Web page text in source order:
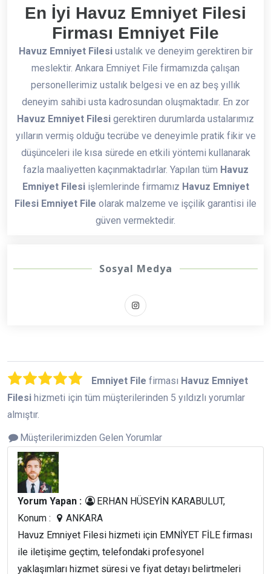
En İyi Havuz Emniyet Filesi
Firması Emniyet File
Havuz Emniyet Filesiustalık ve deneyim gerektiren bir
meslektir. Ankara Emniyet File firmamızda çalışan
personellerimiz ustalık belgesi ve en az beş yıllık
deneyim sahibi usta kadrosundan oluşmaktadır. En zor
Havuz Emniyet Filesi gerektiren durumlarda ustalarımız
yılların vermiş olduğu tecrübe ve deneyimle pratik fikir ve
düşünceleri ile kısa sürede en etkili yöntemi kullanarak
fazla maaliyetten kaçınmaktadırlar. Yapılan tüm Havuz
Emniyet Filesiişlemlerinde firmamız Havuz Emniyet
Filesi Emniyet File olarak malzeme ve işçilik garantisi ile
güven vermektedir.
Sosyal Medya
Emniyet File firması Havuz Emniyet
Filesi hizmeti için tüm müşterilerinden 5 yıldızlı yorumlar
almıştır.
Müşterilerimizden Gelen Yorumlar
Yorum Yapan :
ERHAN HÜSEYİN KARABULUT,
Konum :
ANKARA
Havuz Emniyet Filesi hizmeti için EMNİYET FİLE firması
ile iletişime geçtim, telefondaki profesyonel
yaklaşımları hizmet süresi ve fiyat detayı belirtmeleri